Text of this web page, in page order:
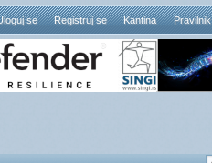
se Registruj se Kantina Pravilnik